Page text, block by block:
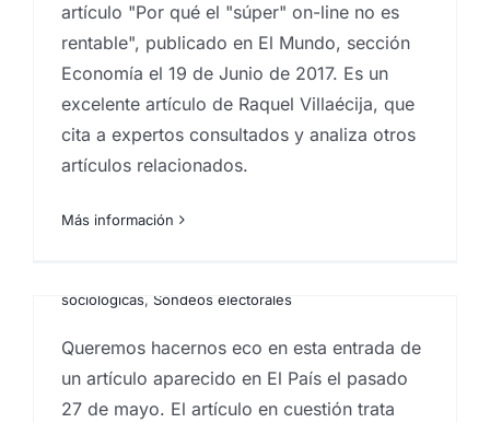
artículo "Por qué el "súper" on-line no es
rentable", publicado en El Mundo, sección
Economía el 19 de Junio de 2017. Es un
excelente artículo de Raquel Villaécija, que
cita a expertos consultados y analiza otros
artículos relacionados.
Más información
Sobre la incertidumbre y la
metodología en los
sociologicas, Sondeos electorales
Queremos hacernos eco en esta entrada de
un artículo aparecido en El País el pasado
27 de mayo. El artículo en cuestión trata